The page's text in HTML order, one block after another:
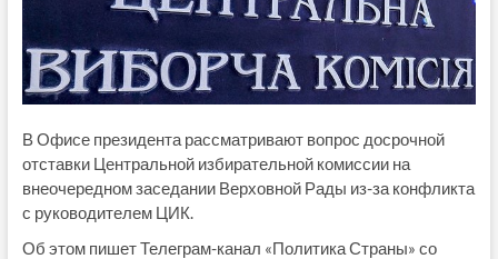
В Офисе президента рассматривают вопрос досрочной
отставки Центральной избирательной комиссии на
внеочередном заседании Верховной Рады из-за конфликта
с руководителем ЦИК.
Об этом пишет Телеграм-канал «Политика Страны» со